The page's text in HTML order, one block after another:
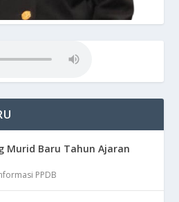
Murid Baru Tahun Ajaran
PPDB